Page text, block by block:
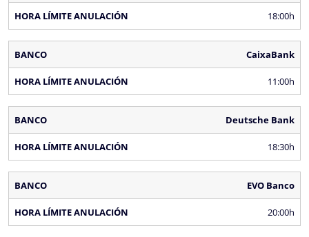
18:00h
CaixaBank
11:00h
Deutsche Bank
18:30h
EVO Banco
20:00h